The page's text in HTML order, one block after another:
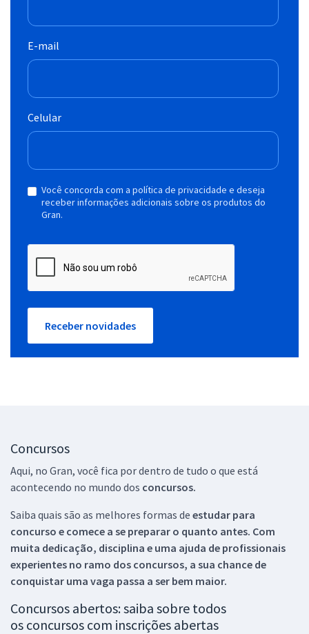
E-mail
Celular
Você concorda com a política de privacidade e deseja
receber informações adicionais sobre os produtos do
Gran.
Receber novidades
Concursos
Aqui, no Gran, você fica por dentro de tudo o que está
acontecendo no mundo dos concursos.
Saiba quais são as melhores formas de estudar para
concurso e comece a se preparar o quanto antes. Com
muita dedicação, disciplina e uma ajuda de profissionais
experientes no ramo dos concursos, a sua chance de
conquistar uma vaga passa a ser bem maior.
Concursos abertos: saiba sobre todos
os concursos com inscrições abertas